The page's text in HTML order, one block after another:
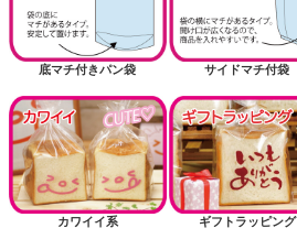
底マチ付きパン袋 サイドマチ付袋
カワイイ系 ギフトラッピング